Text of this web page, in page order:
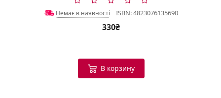
Немає в наявності ISBN: 4823076135690
330₴
В корзину